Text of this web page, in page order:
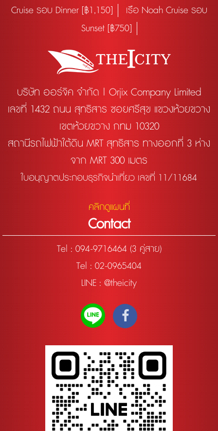
Cruise รอบ Dinner [฿1,150]
เรือ Noah Cruise รอบ
Sunset [฿750]
บริษัท ออร์จิค จำกัด | Orjix Company Limited
เลขที่ 1432 ถนน สุทธิสาร ซอยศรีสุข แขวงห้วยขวาง
เขตห้วยขวาง กทม 10320
สถานีรถไฟฟ้าใต้ดิน MRT สุทธิสาร ทางออกที่ 3 ห่าง
จาก MRT 300 เมตร
ใบอนุญาตประกอบธุรกิจนำเที่ยว เลขที่ 11/11684
คลิกดูแผนที่
Contact
Tel : 094-9716464 (3 คู่สาย)
Tel : 02-0965404
LINE : @theicity